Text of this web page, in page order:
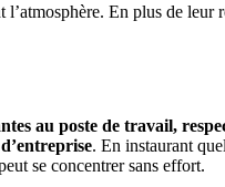
En plus de leur
au poste de travail,
. En instaurant
se concentrer sans effort.